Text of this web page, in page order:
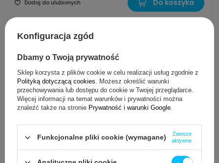
Dodaj do ulubionych Do koszyka
czyszczenia systemu
spieniania mleka Seltino
Pure 1l + tabletki
czyszczące
45,98 zł / szt.
Do koszyka
Konfiguracja zgód
Dbamy o Twoją prywatność
Sklep korzysta z plików cookie w celu realizacji usług zgodnie z
Polityką dotyczącą cookies. Możesz określić warunki
przechowywania lub dostępu do cookie w Twojej przeglądarce.
Więcej informacji na temat warunków i prywatności można
znaleźć także na stronie Prywatność i warunki Google.
Funkcjonalne pliki cookie (wymagane)
Zawsze
aktywne